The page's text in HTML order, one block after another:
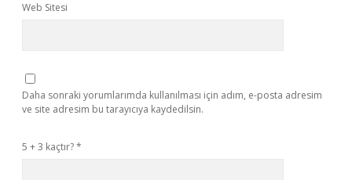
Web Sitesi
Daha sonraki yorumlarımda kullanılması için adım, e-posta adresim
ve site adresim bu tarayıcıya kaydedilsin.
5 + 3 kaçtır?*